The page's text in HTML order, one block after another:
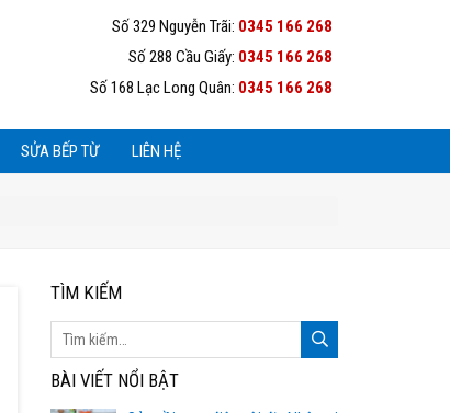
Số 329 Nguyễn Trãi: 0345 166 268
Số 288 Cầu Giấy: 0345 166 268
Số 168 Lạc Long Quân: 0345 166 268
SỬA BẾP TỪ LIÊN HỆ
TÌM KIẾM
BÀI VIẾT NỔI BẬT